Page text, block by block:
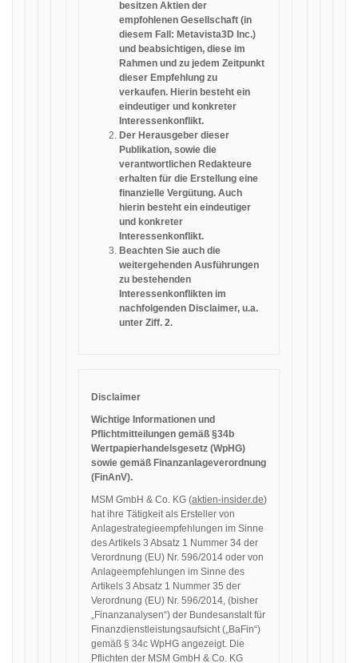
besitzen Aktien der
empfohlenen Gesellschaft (in
diesem Fall: Metavista3D Inc.)
und beabsichtigen, diese im
Rahmen und zu jedem Zeitpunkt
dieser Empfehlung zu
verkaufen. Hierin besteht ein
eindeutiger und konkreter
Interessenkonflikt.
Der Herausgeber dieser
Publikation, sowie die
verantwortlichen Redakteure
erhalten für die Erstellung eine
finanzielle Vergütung. Auch
hierin besteht ein eindeutiger
und konkreter
Interessenkonflikt.
Beachten Sie auch die
weitergehenden Ausführungen
zu bestehenden
Interessenkonflikten im
nachfolgenden Disclaimer, u.a.
unter Ziff. 2.
Disclaimer
Wichtige Informationen und
Pflichtmitteilungen gemäß §34b
Wertpapierhandelsgesetz (WpHG)
sowie gemäß Finanzanlageverordnung
(FinAnV).
MSM GmbH & Co. KG (aktien-insider.de)
hat ihre Tätigkeit als Ersteller von
Anlagestrategieempfehlungen im Sinne
des Artikels 3 Absatz 1 Nummer 34 der
Verordnung (EU) Nr. 596/2014 oder von
Anlageempfehlungen im Sinne des
Artikels 3 Absatz 1 Nummer 35 der
Verordnung (EU) Nr. 596/2014, (bisher
„Finanzanalysen“) der Bundesanstalt für
Finanzdienstleistungsaufsicht („BaFin“)
gemäß § 34c WpHG angezeigt. Die
Pflichten der MSM GmbH & Co. KG